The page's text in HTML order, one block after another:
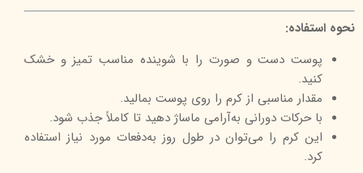
نحوه استفاده:
پوست دست و صورت را با شوینده مناسب تمیز و خشک
کنید.
مقدار مناسبی از کرم را روی پوست بمالید.
با حرکات دورانی به‌آرامی ماساژ دهید تا کاملاً جذب شود.
این کرم را می‌توان در طول روز به‌دفعات مورد نیاز استفاده
کرد.